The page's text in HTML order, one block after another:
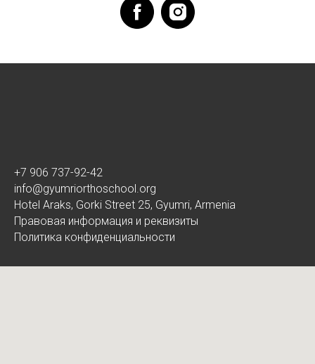
+7 906 737-92-42
info@gyumriorthoschool.org
Hotel Araks, Gorki Street 25, Gyumri, Armenia
Правовая информация и реквизиты
Политика конфиденциальности